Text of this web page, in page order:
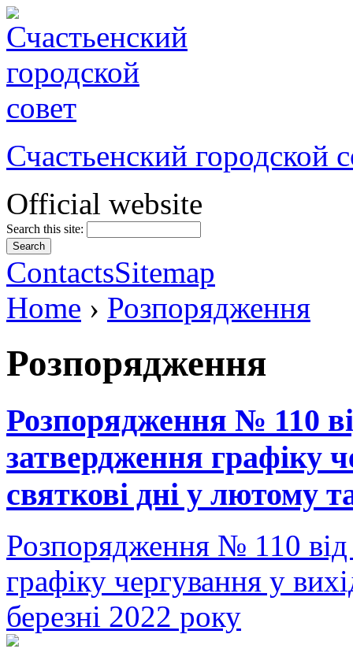
Счастьенский городской
Official website
Search this site:
ContactsSitemap
Home › Розпорядження
Розпорядження
Розпорядження № 110
затвердження графіку
святкові дні у лютому
Розпорядження № 110
графіку чергування у
березні 2022 року